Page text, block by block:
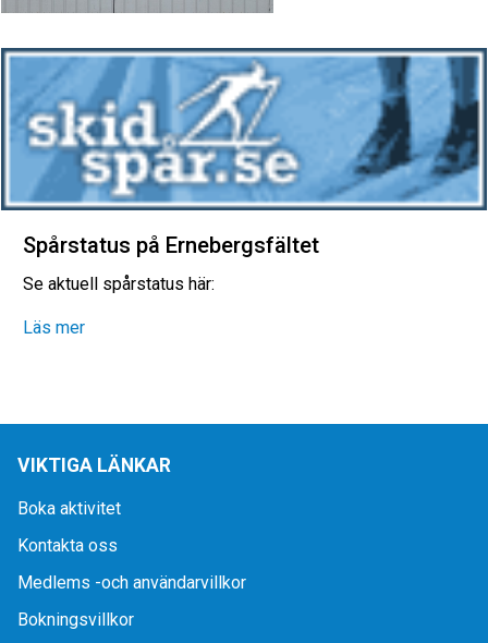
Spårstatus på Ernebergsfältet
Se aktuell spårstatus här:
Läs mer
VIKTIGA LÄNKAR
Boka aktivitet
Kontakta oss
Medlems -och användarvillkor
Bokningsvillkor